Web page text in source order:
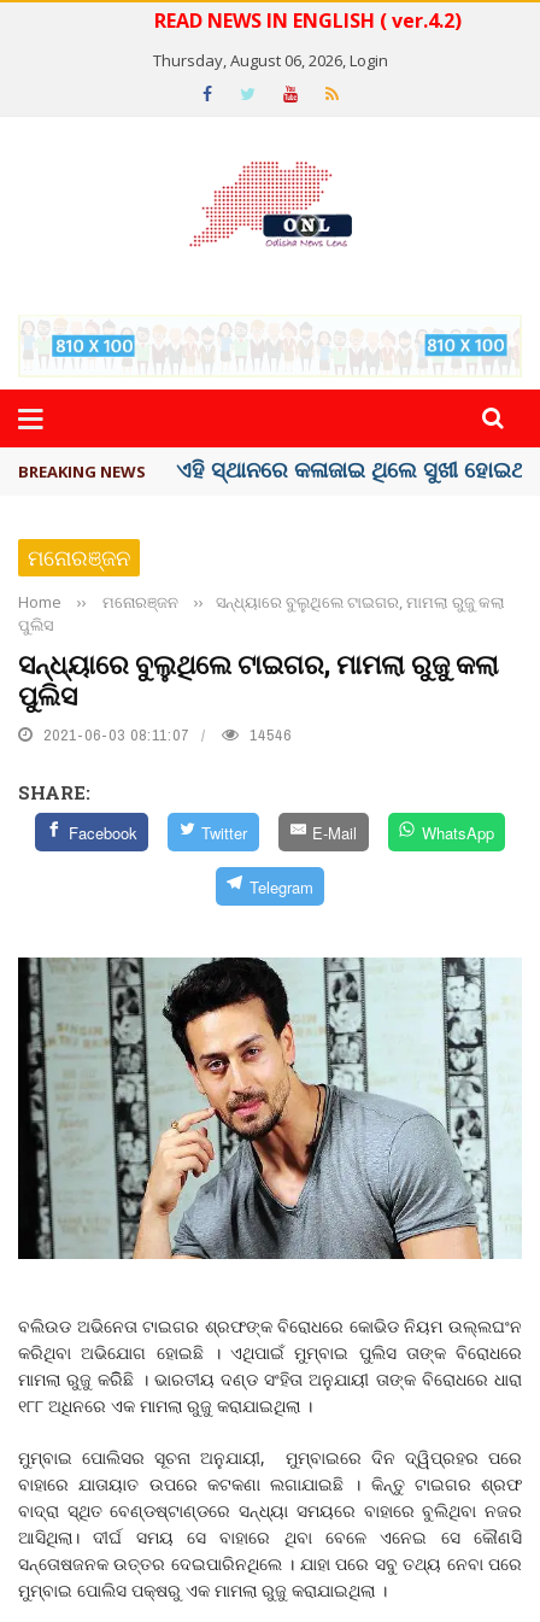
READ NEWS IN ENGLISH ( ver.4.2)
Thursday, August 06, 2026,Login
BREAKING NEWS ଦେଶରେ ପ୍ଲାଷ୍ଟିକ୍ ନୋଟ୍‌ ପ୍ରଚଳନ ...
ମନୋରଞ୍ଜନ
Home ›› ମନୋରଞ୍ଜନ ››
ସନ୍ଧ୍ୟାରେ ବୁଲୁଥିଲେ ଟାଇଗର, ମାମଲା ରୁଜୁ କଲା
ପୁଲିସ
ସନ୍ଧ୍ୟାରେ ବୁଲୁଥିଲେ ଟାଇଗର, ମାମଲା ରୁଜୁ କଲା
ପୁଲିସ
2021-06-03 08:11:07 14546
SHARE:
Facebook Twitter E-Mail WhatsApp
Telegram
ବଲିଉଡ ଅଭିନେତା ଟାଇଗର ଶ୍ରଫଙ୍କ ବିରୋଧରେ କୋଭିଡ ନିୟମ ଉଲ୍ଲଘଂନ
କରିଥିବା ଅଭିଯୋଗ ହୋଇଛି । ଏଥିପାଇଁ ମୁମ୍ବାଇ ପୁଲିସ ତାଙ୍କ ବିରୋଧରେ
ମାମଲା ରୁଜୁ କରିିଛି । ଭାରତୀୟ ଦଣ୍ଡ ସଂହିତା ଅନୁଯାୟୀ ତାଙ୍କ ବିରୋଧରେ ଧାରା
୧୮୮ ଅଧିନରେ ଏକ ମାମଲା ରୁଜୁ କରାଯାଇଥିଲା ।
ମୁମ୍ବାଇ ପୋଲିସର ସୂଚନା ଅନୁଯାୟୀ, ମୁମ୍ବାଇରେ ଦିନ ଦ୍ୱିପ୍ରହର ପରେ
ବାହାରେ ଯାତାୟାତ ଉପରେ କଟକଣା ଲଗାଯାଇଛି । କିନ୍ତୁ ଟାଇଗର ଶ୍ରଫ
ବାଦ୍ରା ସ୍ଥିତ ବେଣ୍ଡଷ୍ଟାଣ୍ଡରେ ସନ୍ଧ୍ୟା ସମୟରେ ବାହାରେ ବୁଲିଥିବା ନଜର
ଆସିଥିଲା। ଦୀର୍ଘ ସମୟ ସେ ବାହାରେ ଥିବା ବେଳେ ଏନେଇ ସେ କୗେଣସି
ସନ୍ତୋଷଜନକ ଉତ୍ତର ଦେଇପାରିନଥିଲେ । ଯାହା ପରେ ସବୁ ତଥ୍ୟ ନେବା ପରେ
ମୁମ୍ବାଇ ପୋଲିସ ପକ୍ଷରୁ ଏକ ମାମଲା ରୁଜୁ କରାଯାଇଥିଲା ।